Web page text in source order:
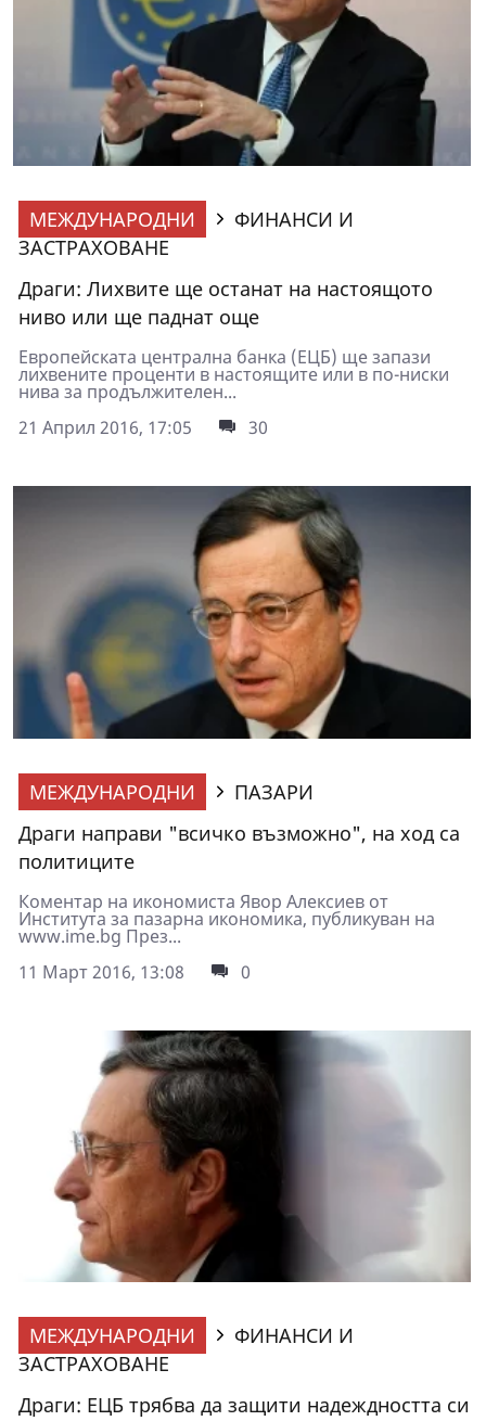
МЕЖДУНАРОДНИ
ФИНАНСИ И
ЗАСТРАХОВАНЕ
Драги: Лихвите ще останат на настоящото
ниво или ще паднат още
Европейската централна банка (ЕЦБ) ще запази
лихвените проценти в настоящите или в по-ниски
нива за продължителен...
21 Април 2016, 17:05
30
МЕЖДУНАРОДНИ
ПАЗАРИ
Драги направи "всичко възможно", на ход са
политиците
Коментар на икономиста Явор Алексиев от
Института за пазарна икономика, публикуван на
www.ime.bg През...
11 Март 2016, 13:08
0
МЕЖДУНАРОДНИ
ФИНАНСИ И
ЗАСТРАХОВАНЕ
Драги: ЕЦБ трябва да защити надеждността си